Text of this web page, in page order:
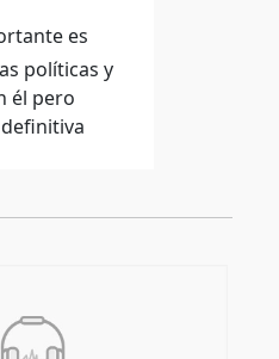
es
políticas y
él pero